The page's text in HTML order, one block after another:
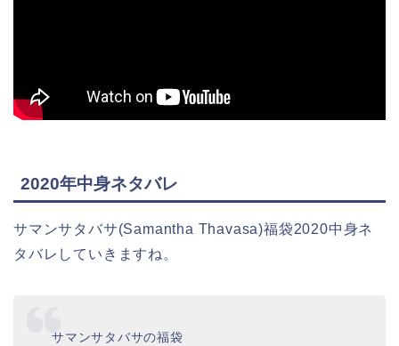
2020年中身ネタバレ
サマンサタバサ(Samantha Thavasa)福袋2020中身ネ
タバレしていきますね。
サマンサタバサの福袋